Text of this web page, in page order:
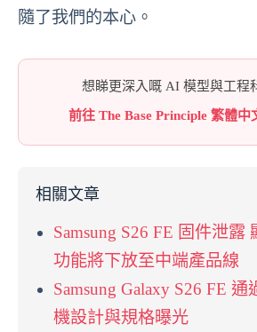
隨了我們的本心。
想睇更深入嘅 AI 模型與工程
前往 The Base Principle 繁體
相關文章
Samsung S26 FE 固件泄露
功能將下放至中端產品線
Samsung Galaxy S26 FE
機設計與規格曝光